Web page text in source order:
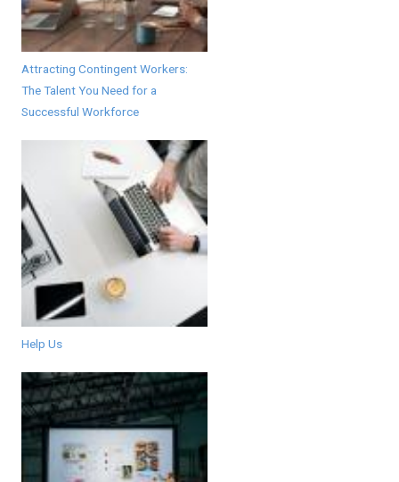
Attracting Contingent Workers:
The Talent You Need for a
Successful Workforce
Help Us